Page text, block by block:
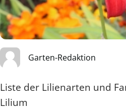
Garten-Redaktion
Liste der Lilienarten und
Lilium